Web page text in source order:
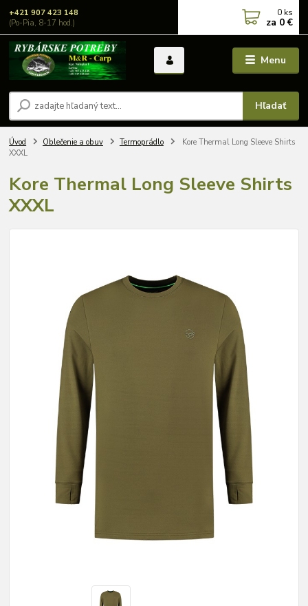
Menu
Hľadať
+421 907 423 148
(Po-Pia, 8-17 hod.)
0 ks
za 0 €
Úvod Oblečenie a obuv Termoprádlo
Kore Thermal Long Sleeve Shirts
XXXL
Kore Thermal Long Sleeve Shirts
XXXL